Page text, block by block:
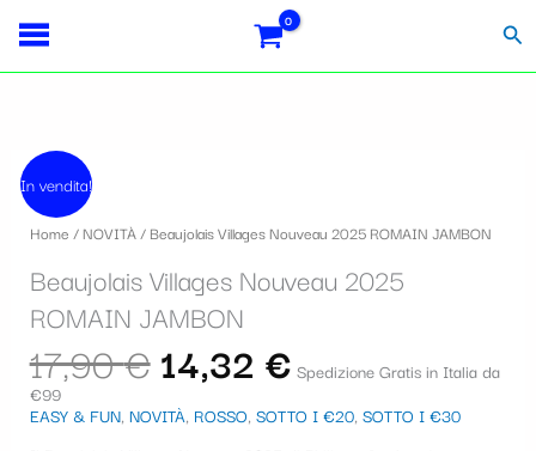
contenuto
In vendita!
Home /NOVITÀ/ Beaujolais Villages Nouveau 2025 ROMAIN JAMBON
Beaujolais Villages Nouveau 2025
ROMAIN JAMBON
17,90€
originale
era:
17,90 €.
14,32 €
attuale
è:14,32 €.
Spedizione Gratis in Italia da
€99
EASY & FUN, NOVITÀ, ROSSO, SOTTO I €20, SOTTO I €30
Beaujolais
Villages
Nouveau
2025
JAMBON
quantità
S
z
i
o
n
a
u
n
fiscale:
Carrello: